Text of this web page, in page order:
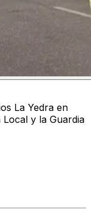
La Yedra en
y la Guardia